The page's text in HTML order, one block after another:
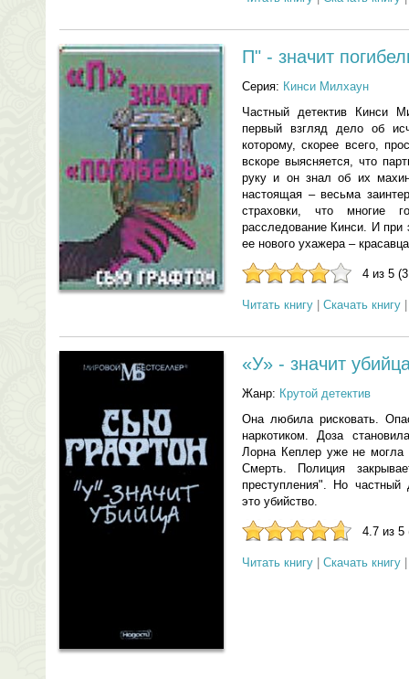
П" - значит
Серия: Кинси Милхаун
Частный детектив Кинси
первый взгляд дело об
которому, скорее всего,
вскоре выясняется, что
руку и он знал об их
настоящая – весьма
страховки, что многие
расследование Кинси. И при
ее нового ухажера –
4 из 5
Читать книгу Скачать книгу
«У» - значит
Жанр: Крутой детектив
Она любила рисковать.
наркотиком. Доза
Лорна Кеплер уже не могла
Смерть. Полиция
преступления". Но частный
это убийство.
4.7 из 5
Читать книгу Скачать книгу